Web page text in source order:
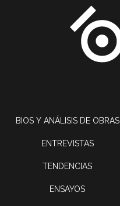
BIOS Y ANÁLISIS DE OBRAS
ENTREVISTAS
TENDENCIAS
ENSAYOS